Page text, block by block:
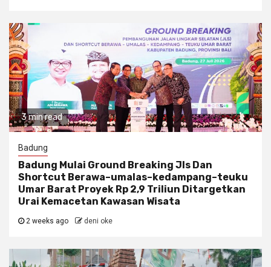
3 min read
Badung
Badung Mulai Ground Breaking Jls Dan
Shortcut Berawa–umalas–kedampang–teuku
Umar Barat Proyek Rp 2,9 Triliun Ditargetkan
Urai Kemacetan Kawasan Wisata
2 weeks ago deni oke